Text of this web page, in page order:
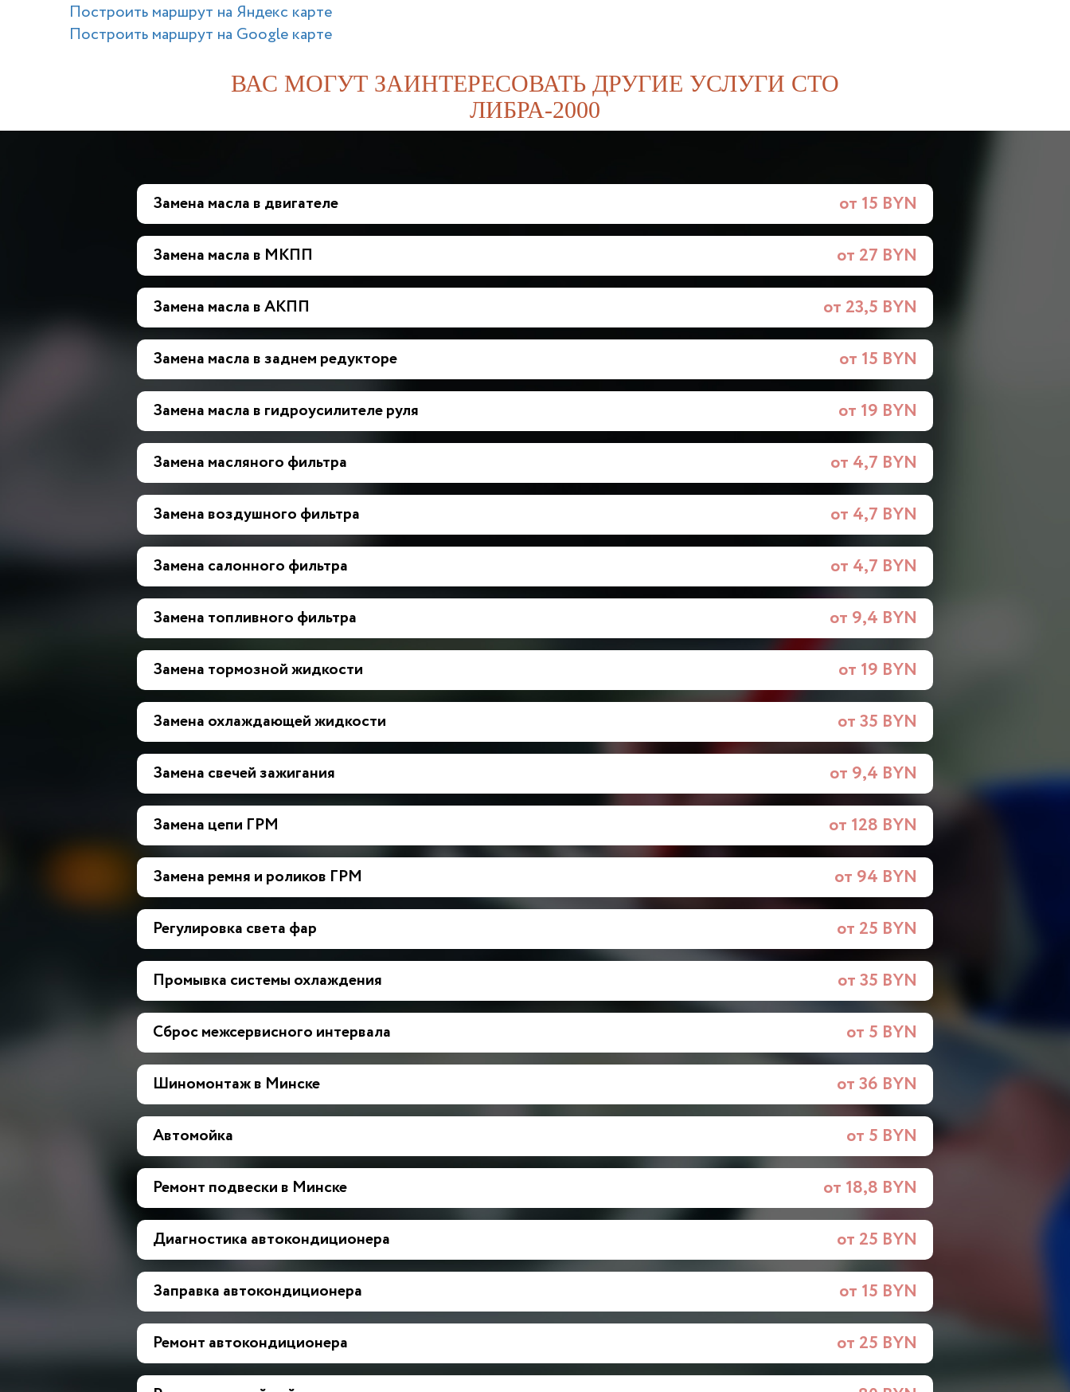
Построить маршрут на Яндекс карте
Построить маршрут на Google карте
ВАС МОГУТ ЗАИНТЕРЕСОВАТЬ ДРУГИЕ УСЛУГИ СТО
ЛИБРА-2000
Замена масла в двигателе от 15 BYN
Замена масла в МКПП от 27 BYN
Замена масла в АКПП от 23,5 BYN
Замена масла в заднем редукторе от 15 BYN
Замена масла в гидроусилителе руля от 19 BYN
Замена масляного фильтра от 4,7 BYN
Замена воздушного фильтра от 4,7 BYN
Замена салонного фильтра от 4,7 BYN
Замена топливного фильтра от 9,4 BYN
Замена тормозной жидкости от 19 BYN
Замена охлаждающей жидкости от 35 BYN
Замена свечей зажигания от 9,4 BYN
Замена цепи ГРМ от 128 BYN
Замена ремня и роликов ГРМ от 94 BYN
Регулировка света фар от 25 BYN
Промывка системы охлаждения от 35 BYN
Сброс межсервисного интервала от 5 BYN
Шиномонтаж в Минске от 36 BYN
Автомойка от 5 BYN
Ремонт подвески в Минске от 18,8 BYN
Диагностика автокондиционера от 25 BYN
Заправка автокондиционера от 15 BYN
Ремонт автокондиционера от 25 BYN